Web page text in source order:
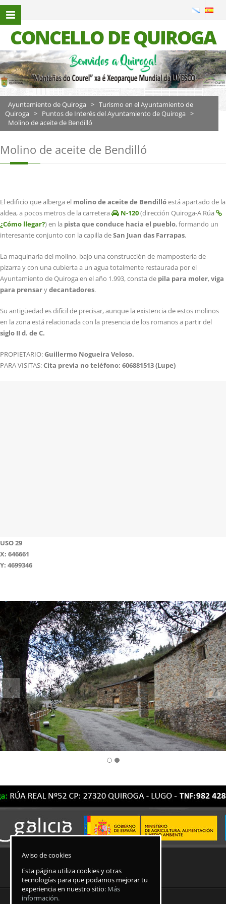
CONCELLO DE QUIROGA
Molino de aceite de Bendilló
Ayuntamiento de Quiroga > Turismo en el Ayuntamiento de
Quiroga > Puntos de Interés del Ayuntamiento de Quiroga >
Molino de aceite de Bendilló
Molino de aceite de Bendilló
El edificio que alberga el molino de aceite de Bendillóestá apartado de la
aldea, a pocos metros de la carretera
N-120(dirección Quiroga-A Rúa
¿Cómo llegar?) en la pista que conduce hacia el pueblo, formando un
interesante conjunto con la capilla deSan Juan das Farrapas.
La maquinaria del molino, bajo una construcción de mampostería de
pizarra y con una cubierta a un agua totalmente restaurada por el
Ayuntamiento de Quiroga en el año 1.993, consta de pila para moler,viga
para prensarydecantadores.
Su antigüedad es difícil de precisar, aunque la existencia de estos molinos
en la zona está relacionada con la presencia de los romanos a partir del
siglo II d. de C.
PROPIETARIO:Guillermo Nogueira Veloso.
PARA VISITAS:Cita previa no teléfono: 606881513 (Lupe)
USO 29
X: 646661
Y: 4699346
Aviso de cookies
Esta página utiliza cookies y otras
tecnologías para que podamos mejorar tu
experiencia en nuestro sitio: Más
información.